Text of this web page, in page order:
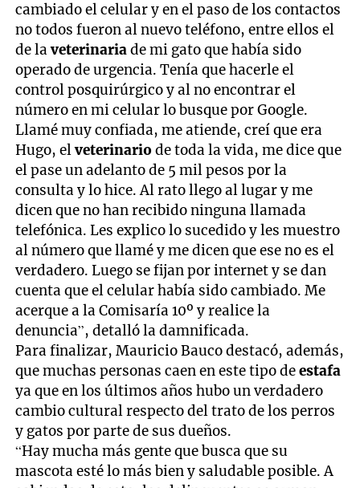
cambiado el celular y en el paso de los contactos
no todos fueron al nuevo teléfono, entre ellos el
de laveterinariade mi gato que había sido
operado de urgencia. Tenía que hacerle el
control posquirúrgico y al no encontrar el
número en mi celular lo busque por Google.
Llamé muy confiada, me atiende, creí que era
Hugo, elveterinariode toda la vida, me dice que
el pase un adelanto de 5 mil pesos por la
consulta y lo hice. Al rato llego al lugar y me
dicen que no han recibido ninguna llamada
telefónica. Les explico lo sucedido y les muestro
al número que llamé y me dicen que ese no es el
verdadero. Luego se fijan por internet y se dan
cuenta que el celular había sido cambiado. Me
acerque a la Comisaría 10º y realice la
denuncia”, detalló la damnificada.
Para finalizar, Mauricio Bauco destacó, además,
que muchas personas caen en este tipo deestafa
ya que en los últimos años hubo un verdadero
cambio cultural respecto del trato de los perros
y gatos por parte de sus dueños.
“Hay mucha más gente que busca que su
mascota esté lo más bien y saludable posible. A